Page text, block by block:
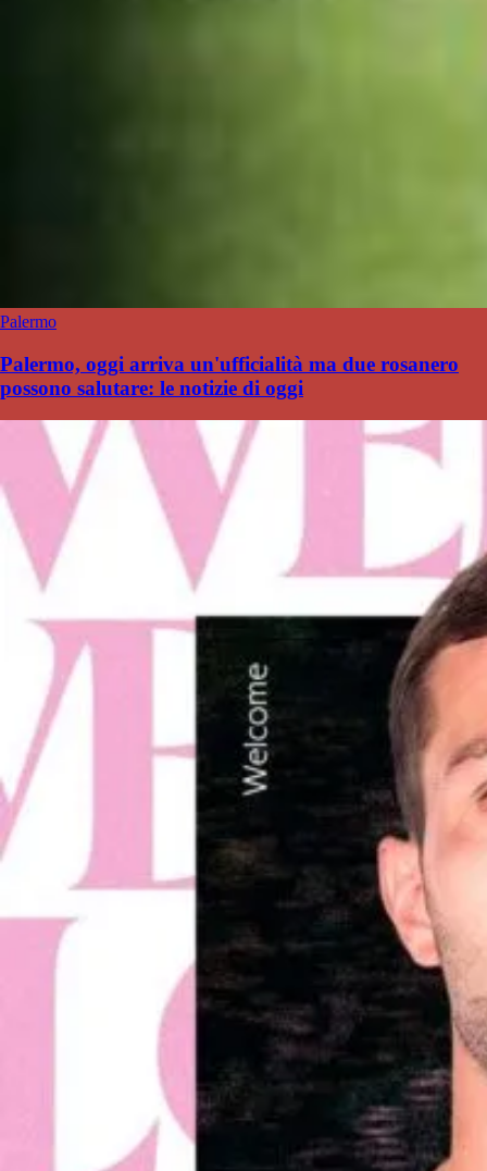
Palermo
Palermo, oggi arriva un'ufficialità ma due rosanero
possono salutare: le notizie di oggi